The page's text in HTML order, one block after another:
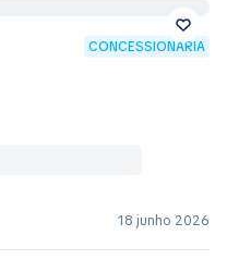
CONCESSIONÁRIA
18 junho 2026